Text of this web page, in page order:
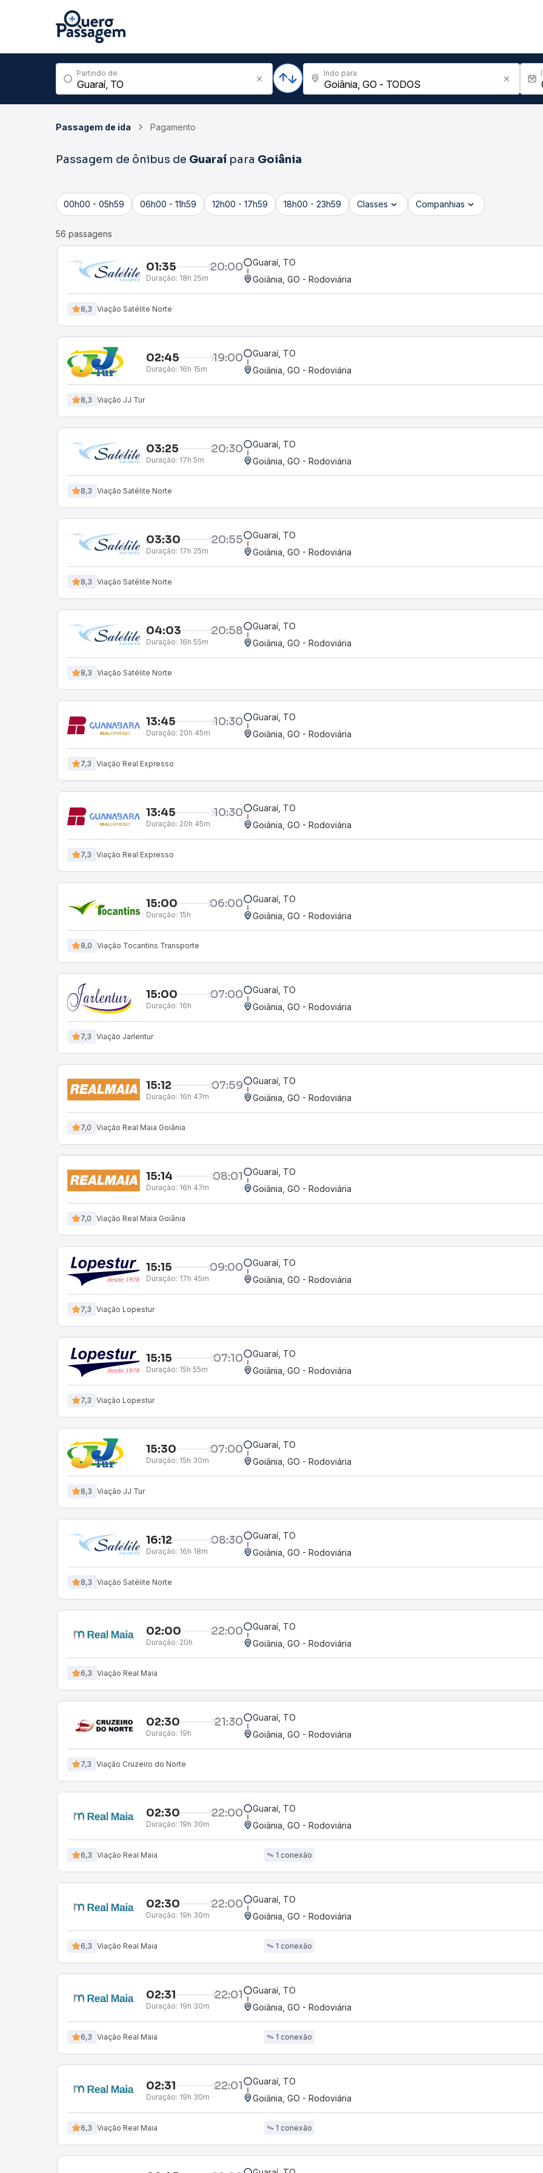
Partindo de Indo para
Passagem de ida Pagamento
Passagem de ônibus de Guaraí para Goiânia
00h00 - 05h59 06h00 - 11h59 12h00 - 17h59 18h00 - 23h59 Classes Companhias
56 passagens
01:35 20:00
Duração: 18h 25m
Guaraí, TO
Goiânia, GO - Rodoviária
8,3 Viação Satélite Norte
02:45 19:00
Duração: 16h 15m
Guaraí, TO
Goiânia, GO - Rodoviária
8,3 Viação JJ Tur
03:25 20:30
Duração: 17h 5m
Guaraí, TO
Goiânia, GO - Rodoviária
8,3 Viação Satélite Norte
03:30 20:55
Duração: 17h 25m
Guaraí, TO
Goiânia, GO - Rodoviária
8,3 Viação Satélite Norte
04:03 20:58
Duração: 16h 55m
Guaraí, TO
Goiânia, GO - Rodoviária
8,3 Viação Satélite Norte
13:45 10:30
Duração: 20h 45m
Guaraí, TO
Goiânia, GO - Rodoviária
7,3 Viação Real Expresso
13:45 10:30
Duração: 20h 45m
Guaraí, TO
Goiânia, GO - Rodoviária
7,3 Viação Real Expresso
15:00 06:00
Duração: 15h
Guaraí, TO
Goiânia, GO - Rodoviária
8,0 Viação Tocantins Transporte
15:00 07:00
Duração: 16h
Guaraí, TO
Goiânia, GO - Rodoviária
7,3 Viação Jarlentur
15:12 07:59
Duração: 16h 47m
Guaraí, TO
Goiânia, GO - Rodoviária
7,0 Viação Real Maia Goiânia
15:14 08:01
Duração: 16h 47m
Guaraí, TO
Goiânia, GO - Rodoviária
7,0 Viação Real Maia Goiânia
15:15 09:00
Duração: 17h 45m
Guaraí, TO
Goiânia, GO - Rodoviária
7,3 Viação Lopestur
15:15 07:10
Duração: 15h 55m
Guaraí, TO
Goiânia, GO - Rodoviária
7,3 Viação Lopestur
15:30 07:00
Duração: 15h 30m
Guaraí, TO
Goiânia, GO - Rodoviária
8,3 Viação JJ Tur
16:12 08:30
Duração: 16h 18m
Guaraí, TO
Goiânia, GO - Rodoviária
8,3 Viação Satélite Norte
02:00 22:00
Duração: 20h
Guaraí, TO
Goiânia, GO - Rodoviária
6,3 Viação Real Maia
02:30 21:30
Duração: 19h
Guaraí, TO
Goiânia, GO - Rodoviária
7,3 Viação Cruzeiro do Norte
02:30 22:00
Duração: 19h 30m
Guaraí, TO
Goiânia, GO - Rodoviária
6,3 Viação Real Maia 1 conexão
02:30 22:00
Duração: 19h 30m
Guaraí, TO
Goiânia, GO - Rodoviária
6,3 Viação Real Maia 1 conexão
02:31 22:01
Duração: 19h 30m
Guaraí, TO
Goiânia, GO - Rodoviária
6,3 Viação Real Maia 1 conexão
02:31 22:01
Duração: 19h 30m
Guaraí, TO
Goiânia, GO - Rodoviária
6,3 Viação Real Maia 1 conexão